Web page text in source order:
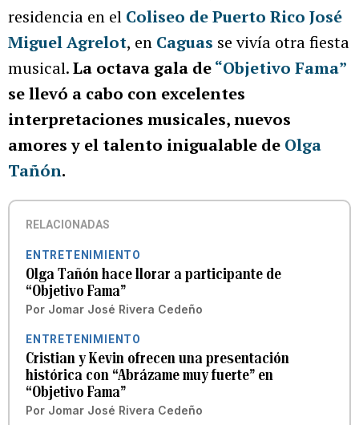
residencia en el Coliseo de Puerto Rico José
Miguel Agrelot, en Caguas se vivía otra fiesta
musical.La octava gala de“Objetivo Fama”
se llevó a cabo con excelentes
interpretaciones musicales, nuevos
amores y el talento inigualable de Olga
Tañón.
RELACIONADAS
ENTRETENIMIENTO
Olga Tañón hace llorar a participante de
“Objetivo Fama”
Por Jomar José Rivera Cedeño
ENTRETENIMIENTO
Cristian y Kevin ofrecen una presentación
histórica con “Abrázame muy fuerte” en
“Objetivo Fama”
Por Jomar José Rivera Cedeño